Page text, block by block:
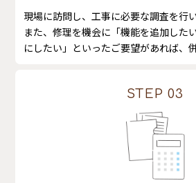
現場に訪問し、工事に必要な調査を行い
また、修理を機会に「機能を追加した
にしたい」といったご要望があれば、
STEP 03